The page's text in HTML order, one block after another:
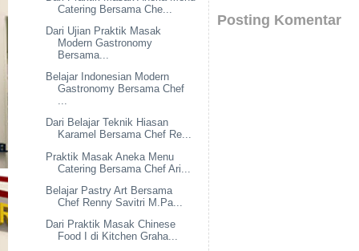
Catering Bersama Che...
Dari Ujian Praktik Masak
Modern Gastronomy
Bersama...
Belajar Indonesian Modern
Gastronomy Bersama Chef
...
Dari Belajar Teknik Hiasan
Karamel Bersama Chef Re...
Praktik Masak Aneka Menu
Catering Bersama Chef Ari...
Belajar Pastry Art Bersama
Chef Renny Savitri M.Pa...
Dari Praktik Masak Chinese
Food I di Kitchen Graha...
Posting Komentar